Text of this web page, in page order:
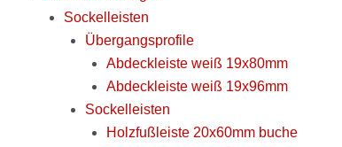
Sockelleisten
Übergangsprofile
Abdeckleiste weiß 19x80mm
Abdeckleiste weiß 19x96mm
Sockelleisten
Holzfußleiste 20x60mm buche